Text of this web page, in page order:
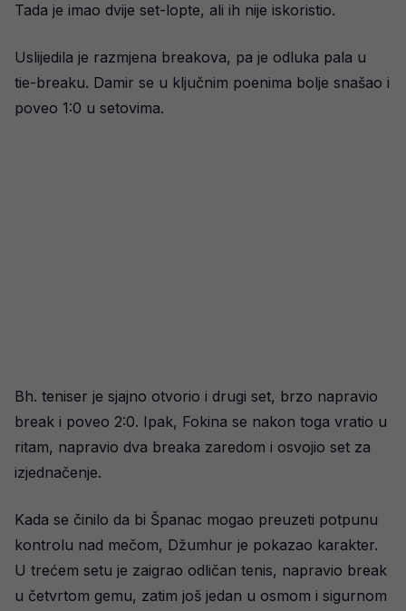
Tada je imao dvije set-lopte, ali ih nije iskoristio.
Uslijedila je razmjena breakova, pa je odluka pala u
tie-breaku. Damir se u ključnim poenima bolje snašao i
poveo 1:0 u setovima.
Bh. teniser je sjajno otvorio i drugi set, brzo napravio
break i poveo 2:0. Ipak, Fokina se nakon toga vratio u
ritam, napravio dva breaka zaredom i osvojio set za
izjednačenje.
Kada se činilo da bi Španac mogao preuzeti potpunu
kontrolu nad mečom, Džumhur je pokazao karakter.
U trećem setu je zaigrao odličan tenis, napravio break
u četvrtom gemu, zatim još jedan u osmom i sigurnom